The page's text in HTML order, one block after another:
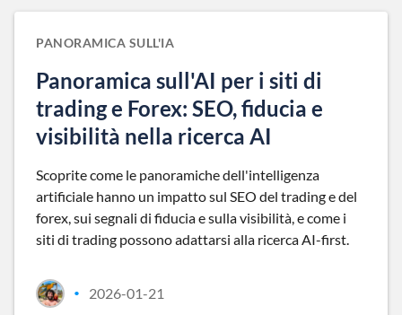
PANORAMICA SULL'IA
Panoramica sull'AI per i siti di
trading e Forex: SEO, fiducia e
visibilità nella ricerca AI
Scoprite come le panoramiche dell'intelligenza
artificiale hanno un impatto sul SEO del trading e del
forex, sui segnali di fiducia e sulla visibilità, e come i
siti di trading possono adattarsi alla ricerca AI-first.
• 2026-01-21